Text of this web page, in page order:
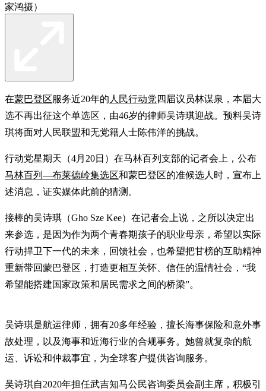
家鸿摄）
在蒙巴登区服务近20年的 人民行动党 四届议员林谋泉，本届大
选不再出征这个单选区，由46岁的律师吴诗琪迎战。预料吴诗
琪将面对人民联盟和无党籍人士陈伟洋的挑战。
行动党星期天（4月20日）在马林百列支部的记者会上，公布
马林百列—布莱德岭集选区和蒙巴登区的准候选人时，宣布上
述消息，证实媒体此前的猜测。
接棒的吴诗琪（Gho Sze Kee）在记者会上说，之所以决定出
来参选，是因为作为两个青春期孩子的职业母亲，希望以实际
行动捍卫下一代的未来，回馈社会，也希望把甘榜的互助精神
重新带回蒙巴登区，打造更相互关怀、信任的温情社会，“我
希望能搭建国家政策和居民需求之间的桥梁”。
吴诗琪是航运律师，拥有20多年经验，擅长海事保险和意外事
故处理，以及海事和近海行业的合规事务。她曾就复杂的航
运、诉讼和仲裁事宜，为全球客户提供咨询服务。
吴诗琪自2020年担任武吉知马公民咨询委员会副主席，积极引